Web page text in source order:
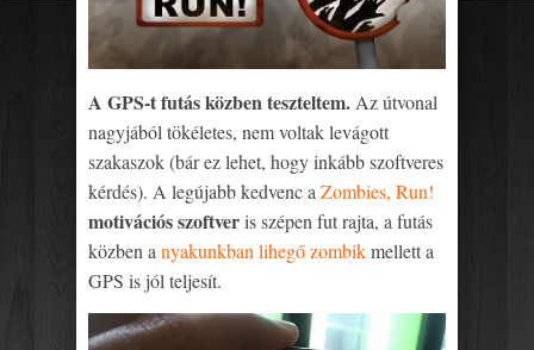
A GPS-t futás közben teszteltem.Az útvonal
nagyjából tökéletes, nem voltak levágott
szakaszok (bár ez lehet, hogy inkább szoftveres
kérdés). A legújabb kedvenc aZombies, Run!
motivációs szoftveris szépen fut rajta, a futás
közben anyakunkban lihegő zombikmellett a
GPS is jól teljesít.